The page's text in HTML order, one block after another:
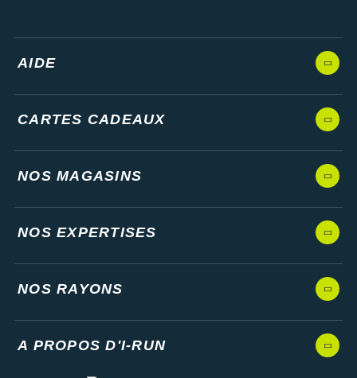
AIDE
CARTES CADEAUX
NOS MAGASINS
NOS EXPERTISES
NOS RAYONS
A PROPOS D'I-RUN